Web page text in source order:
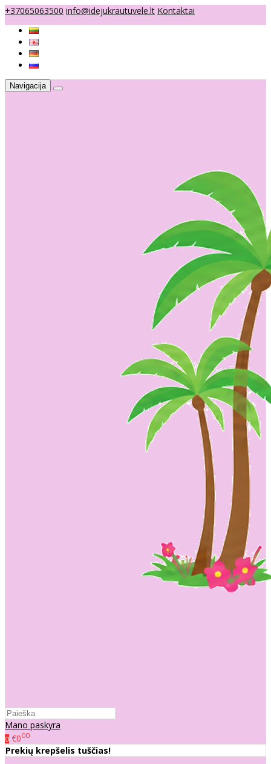
+37065063500 info@idejukrautuvele.lt Kontaktai
Navigacija
Mano paskyra
0 €000
Prekių krepšelis tuščias!